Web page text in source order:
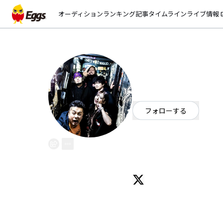
オーディションランキング記事タイムラインライブ情報
フォローする
みんなの歌+ラウドやってます！